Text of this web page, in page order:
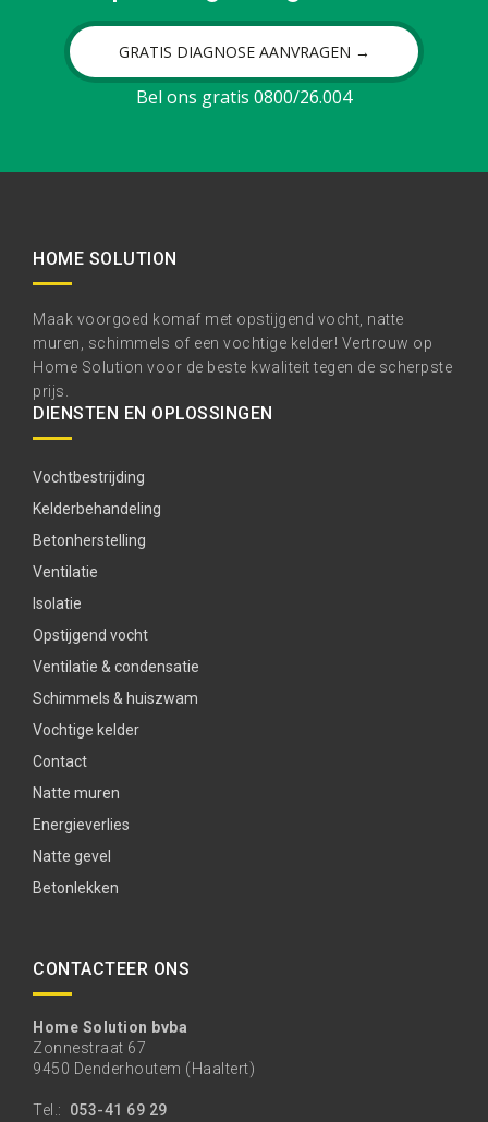
GRATIS DIAGNOSE AANVRAGEN →
Bel ons gratis 0800/26.004
HOME SOLUTION
Maak voorgoed komaf met opstijgend vocht, natte
muren, schimmels of een vochtige kelder! Vertrouw op
Home Solution voor de beste kwaliteit tegen de scherpste
prijs.
DIENSTEN EN OPLOSSINGEN
Vochtbestrijding
Kelderbehandeling
Betonherstelling
Ventilatie
Isolatie
Opstijgend vocht
Ventilatie & condensatie
Schimmels & huiszwam
Vochtige kelder
Contact
Natte muren
Energieverlies
Natte gevel
Betonlekken
CONTACTEER ONS
Home Solution bvba
Zonnestraat 67
9450 Denderhoutem (Haaltert)
Tel.: 053-41 69 29